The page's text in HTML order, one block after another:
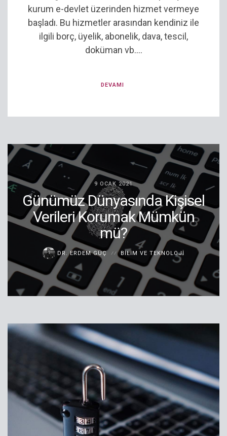
kurum e-devlet üzerinden hizmet vermeye
başladı. Bu hizmetler arasından kendiniz ile
ilgili borç, üyelik, abonelik, dava, tescil,
doküman vb....
DEVAMI
9 OCAK 2021
Günümüz Dünyasında Kişisel
Verileri Korumak Mümkün
mü?
DR. ERDEM GÜÇ BILIM VE TEKNOLOJI